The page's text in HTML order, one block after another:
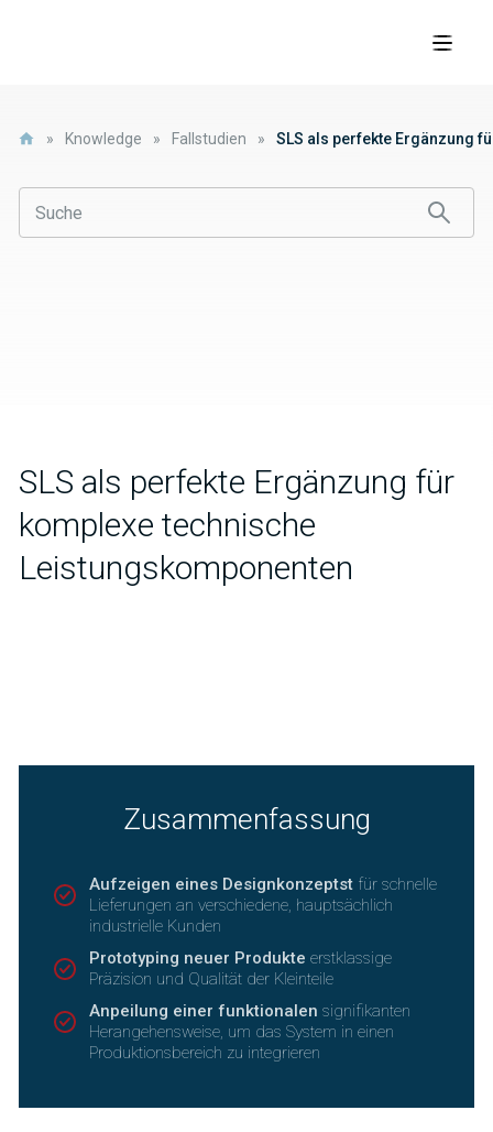
» Knowledge » Fallstudien » SLS als perfekte Ergänzung
SLS als perfekte Ergänzung für
komplexe technische
Leistungskomponenten
Zusammenfassung
Aufzeigen eines Designkonzeptst für schnelle
Lieferungen an verschiedene, hauptsächlich
industrielle Kunden
Prototyping neuer Produkte erstklassige
Präzision und Qualität der Kleinteile
Anpeilung einer funktionalen signifikanten
Herangehensweise, um das System in einen
Produktionsbereich zu integrieren